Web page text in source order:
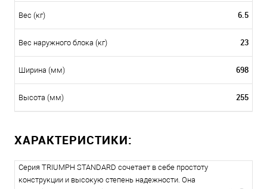
Вес (кг) 6.5
Вес наружного блока (кг) 23
Ширина (мм) 698
Высота (мм) 255
ХАРАКТЕРИСТИКИ:
Серия TRIUMPH STANDARD сочетает в себе простоту
конструкции и высокую степень надежности. Она